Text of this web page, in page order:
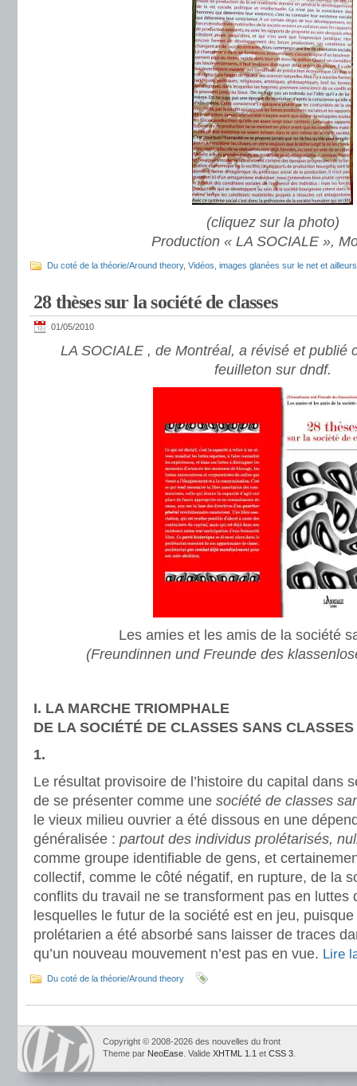
(cliquez sur la photo)
Production « LA SOCIALE »,
Du coté de la théorie/Around theory, Vidéos, images glanées sur le net et ailleurs
28 thèses sur la société de classes
01/05/2010
LA SOCIALE , de Montréal, a révisé et publié
feuilleton sur dndf.
Les amies et les amis de la société
(Freundinnen und Freunde des
I. LA MARCHE TRIOMPHALE
DE LA SOCIÉTÉ DE CLASSES SANS CLASSES
1.
Le résultat provisoire de l’histoire du capital dans
de se présenter comme une société de classes
le vieux milieu ouvrier a été dissous en une
généralisée : partout des individus prolétarisés,
comme groupe identifiable de gens, et
collectif, comme le côté négatif, en rupture, de la
conflits du travail ne se transforment pas en luttes
lesquelles le futur de la société est en jeu,
prolétarien a été absorbé sans laisser de traces
qu’un nouveau mouvement n’est pas en vue. Lire
Du coté de la théorie/Around theory
Copyright © 2008-2026 des nouvelles du front
Theme par NeoEase . Valide XHTML 1.1 et CSS 3